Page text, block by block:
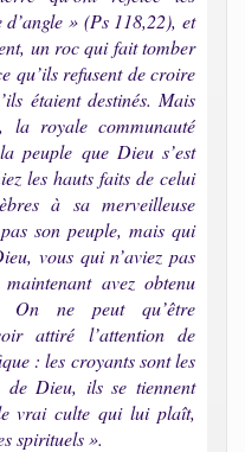
» (Ps 118,22), et
un roc qui fait tomber
qu’ils refusent de croire
étaient destinés. Mais
la royale communauté
peuple que Dieu s’est
les hauts faits de celui
à sa merveilleuse
son peuple, mais qui
vous qui n’aviez pas
avez obtenu
On ne peut qu’être
attiré l’attention de
: les croyants sont les
de Dieu, ils se tiennent
vrai culte qui lui plaît,
spirituels ».